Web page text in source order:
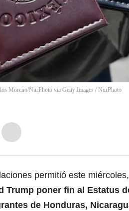
Moreno/NurPhoto via Getty Images / NurPhoto
permitió este
Trump poner fin al Estatus
de Honduras,